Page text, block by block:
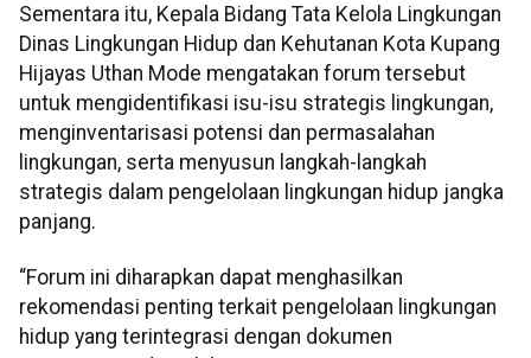
Sementara itu, Kepala Bidang Tata Kelola Lingkungan
Dinas Lingkungan Hidup dan Kehutanan Kota Kupang
Hijayas Uthan Mode mengatakan forum tersebut
untuk mengidentifikasi isu-isu strategis lingkungan,
menginventarisasi potensi dan permasalahan
lingkungan, serta menyusun langkah-langkah
strategis dalam pengelolaan lingkungan hidup jangka
panjang.
“Forum ini diharapkan dapat menghasilkan
rekomendasi penting terkait pengelolaan lingkungan
hidup yang terintegrasi dengan dokumen